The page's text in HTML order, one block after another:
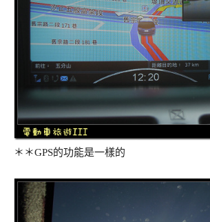
＊＊GPS的功能是一樣的